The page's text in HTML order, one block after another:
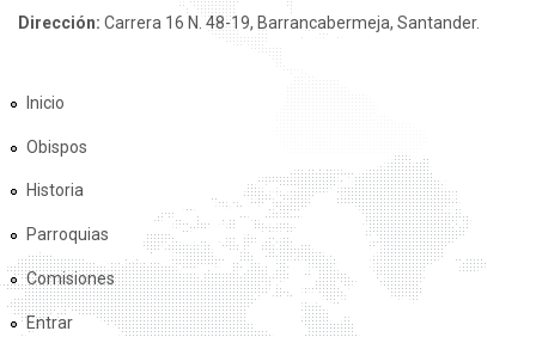
Dirección: Carrera 16 N. 48-19, Barrancabermeja, Santander.
Inicio
Obispos
Historia
Parroquias
Comisiones
Entrar